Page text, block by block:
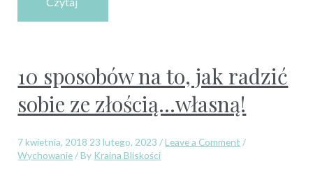
10 sposobów na to, jak radzić
sobie ze złością…własną!
7 kwietnia, 2018 23 lutego, 2023 /Leave a Comment /
Wychowanie/ By Kraina Bliskości